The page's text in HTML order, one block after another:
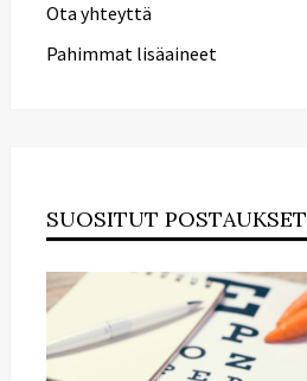
Ota yhteyttä
Pahimmat lisäaineet
SUOSITUT POSTAUKSET